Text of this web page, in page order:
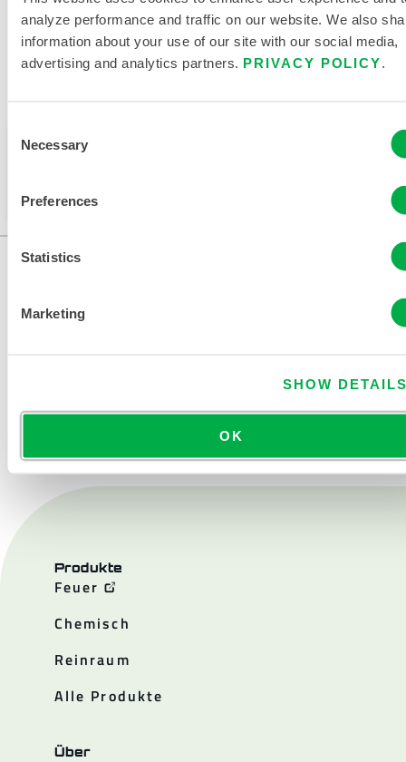
analyze performance and traffic on our website. We also
information about your use of our site with our social media,
advertising and analytics partners. PRIVACY POLICY.
Selection
Necessary
Preferences
Statistics
Marketing
SHOW
OK
Erhältlich in diesen Verkaufsregionen: KANADA, MEXIKO,
Dieses Produkt wird normalerweise nicht in Ihrer
KONTAKT
Produkte
Feuer
Chemisch
Reinraum
Alle Produkte
Über